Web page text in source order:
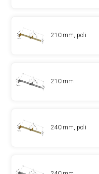
210 mm, poli
210 mm
240 mm, poli